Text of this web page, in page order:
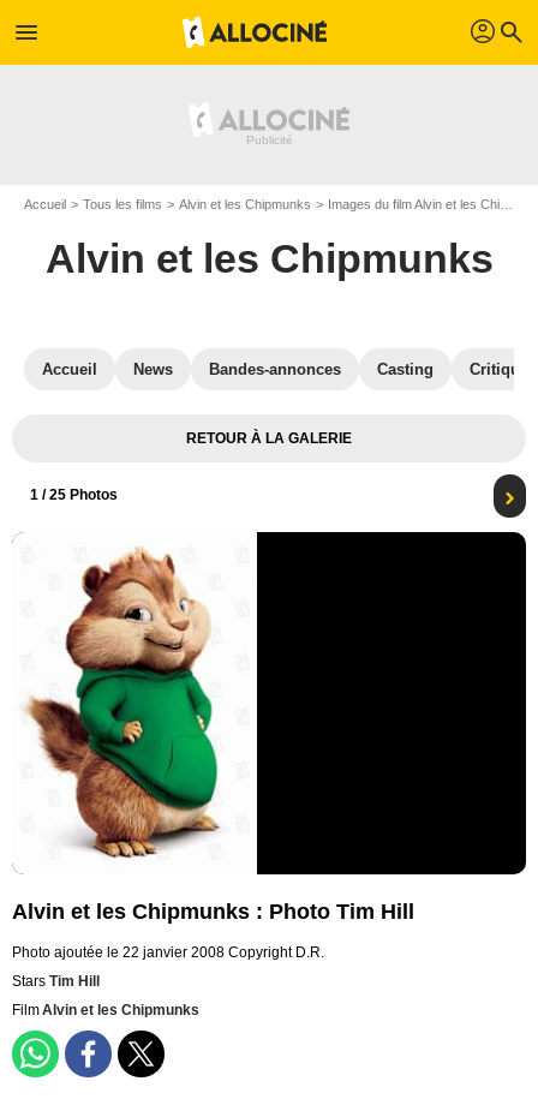
menu profil search
Accueil Tous les films Alvin et les Chipmunks Images du film Alvin et les Chipmunks
Alvin et les Chipmunks
Accueil News Bandes-annonces Casting
RETOUR À LA GALERIE
1 / 25 Photos
Alvin et les Chipmunks : Photo Tim Hill
Photo ajoutée le 22 janvier 2008 Copyright D.R.
Stars Tim Hill
FilmAlvin et les Chipmunks